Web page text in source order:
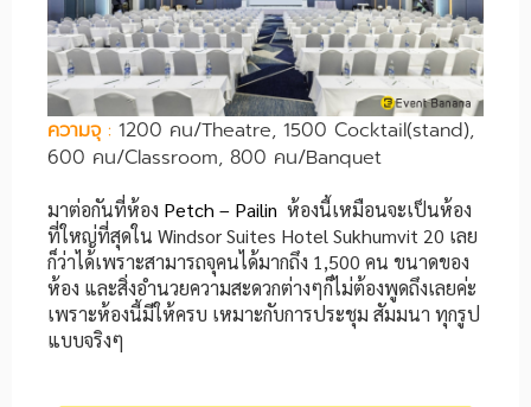
ความจุ : 1200 คน/Theatre, 1500 Cocktail(stand),
600 คน/Classroom, 800 คน/Banquet
มาต่อกันที่ห้อง Petch – Pailin ห้องนี้เหมือนจะเป็นห้อง
ที่ใหญ่ที่สุดใน Windsor Suites Hotel Sukhumvit 20 เลย
ก็ว่าได้เพราะสามารถจุคนได้มากถึง 1,500 คน ขนาดของ
ห้อง และสิ่งอำนวยความสะดวกต่างๆก็ไม่ต้องพูดถึงเลยค่ะ
เพราะห้องนี้มีให้ครบ เหมาะกับการประชุม สัมมนา ทุกรูป
แบบจริงๆ